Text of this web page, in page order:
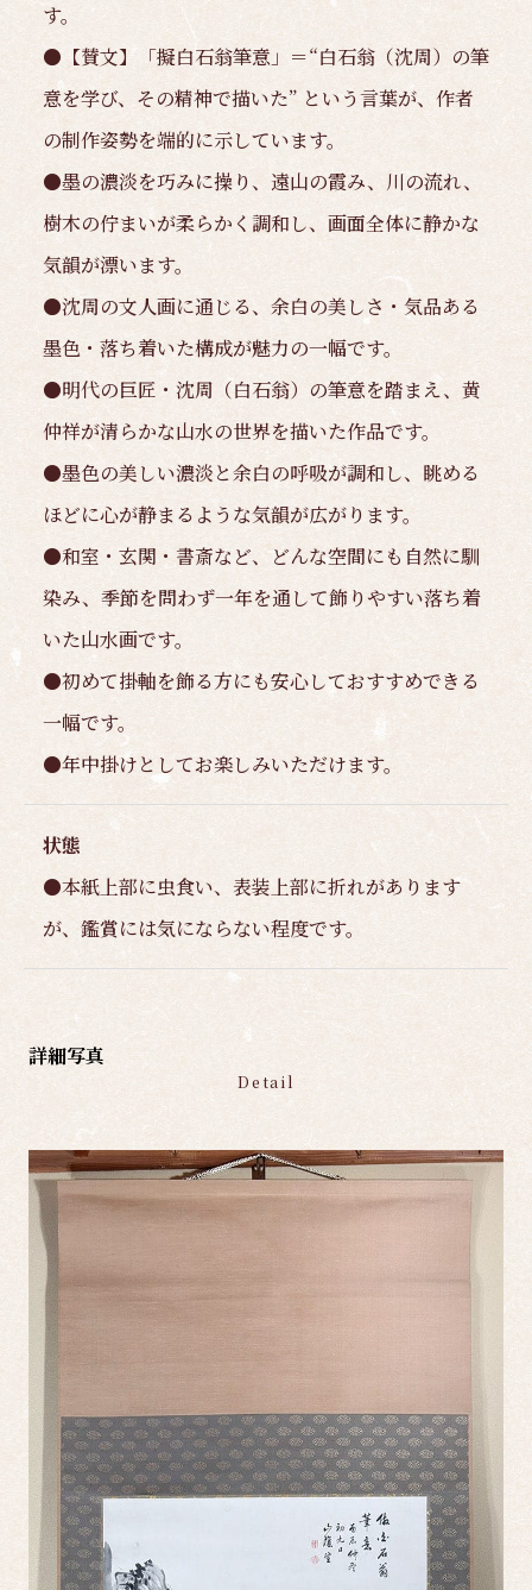
す。
●【賛文】「擬白石翁筆意」＝“白石翁（沈周）の筆
意を学び、その精神で描いた” という言葉が、作者
の制作姿勢を端的に示しています。
●墨の濃淡を巧みに操り、遠山の霞み、川の流れ、
樹木の佇まいが柔らかく調和し、画面全体に静かな
気韻が漂います。
●沈周の文人画に通じる、余白の美しさ・気品ある
墨色・落ち着いた構成が魅力の一幅です。
●明代の巨匠・沈周（白石翁）の筆意を踏まえ、黄
仲祥が清らかな山水の世界を描いた作品です。
●墨色の美しい濃淡と余白の呼吸が調和し、眺める
ほどに心が静まるような気韻が広がります。
●和室・玄関・書斎など、どんな空間にも自然に馴
染み、季節を問わず一年を通して飾りやすい落ち着
いた山水画です。
●初めて掛軸を飾る方にも安心しておすすめできる
一幅です。
●年中掛けとしてお楽しみいただけます。
状態
●本紙上部に虫食い、表装上部に折れがあります
が、鑑賞には気にならない程度です。
詳細写真
Detail